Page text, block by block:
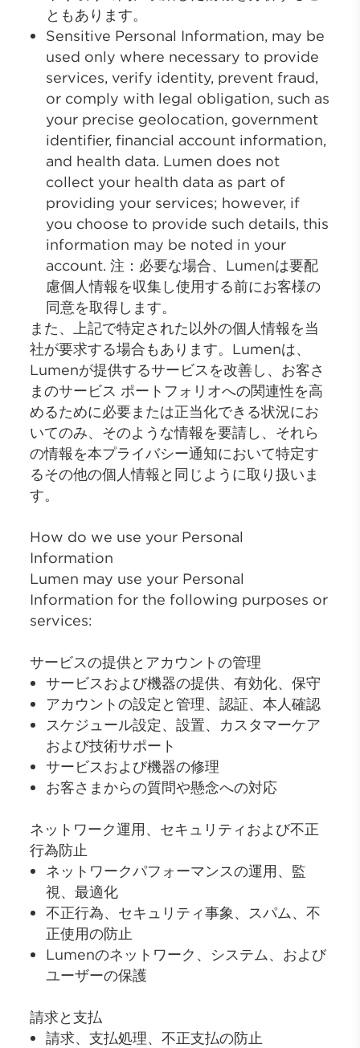
ともあります。
Sensitive Personal Information, may be
used only where necessary to provide
services, verify identity, prevent fraud,
or comply with legal obligation, such as
your precise geolocation, government
identifier, financial account information,
and health data. Lumen does not
collect your health data as part of
providing your services; however, if
you choose to provide such details, this
information may be noted in your
account. 注：必要な場合、Lumenは要配
慮個人情報を収集し使用する前にお客様の
同意を取得します。
また、上記で特定された以外の個人情報を当
社が要求する場合もあります。Lumenは、
Lumenが提供するサービスを改善し、お客さ
まのサービス ポートフォリオへの関連性を高
めるために必要または正当化できる状況にお
いてのみ、そのような情報を要請し、それら
の情報を本プライバシー通知において特定す
るその他の個人情報と同じように取り扱いま
す。
How do we use your Personal
Information
Lumen may use your Personal
Information for the following purposes or
services:
サービスの提供とアカウントの管理
サービスおよび機器の提供、有効化、保守
アカウントの設定と管理、認証、本人確認
スケジュール設定、設置、カスタマーケア
および技術サポート
サービスおよび機器の修理
お客さまからの質問や懸念への対応
ネットワーク運用、セキュリティおよび不正
行為防止
ネットワークパフォーマンスの運用、監
視、最適化
不正行為、セキュリティ事象、スパム、不
正使用の防止
Lumenのネットワーク、システム、および
ユーザーの保護
請求と支払
請求、支払処理、不正支払の防止